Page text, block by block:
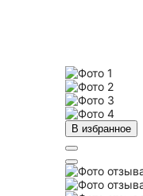
В избранное